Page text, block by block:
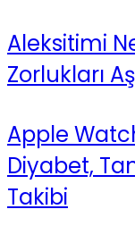
Aleksitimi
Zorlukları
Apple
Diyabet,
Takibi